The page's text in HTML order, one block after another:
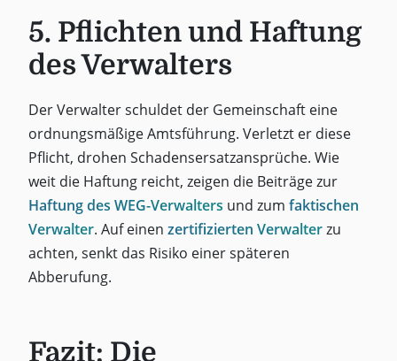
5. Pflichten und Haftung
des Verwalters
Der Verwalter schuldet der Gemeinschaft eine
ordnungsmäßige Amtsführung. Verletzt er diese
Pflicht, drohen Schadensersatzansprüche. Wie
weit die Haftung reicht, zeigen die Beiträge zur
Haftung des WEG-Verwalters und zum faktischen
Verwalter. Auf einen zertifizierten Verwalterzu
achten, senkt das Risiko einer späteren
Abberufung.
Fazit: Die